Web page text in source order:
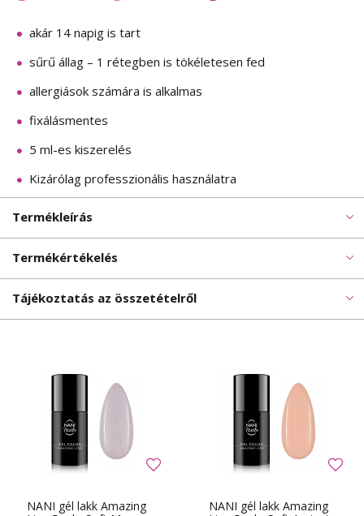
akár 14 napig is tart
sűrű állag – 1 rétegben is tökéletesen fed
allergiások számára is alkalmas
fixálásmentes
5 ml-es kiszerelés
Kizárólag professzionális használatra
Termékleírás
Termékértékelés
Tájékoztatás az összetételről
NANI gél lakk Amazing
NANI gél lakk Amazing